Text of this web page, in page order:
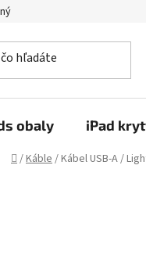
údajov
obaly iPad
Domov
/Káble/Kábel USB-A /